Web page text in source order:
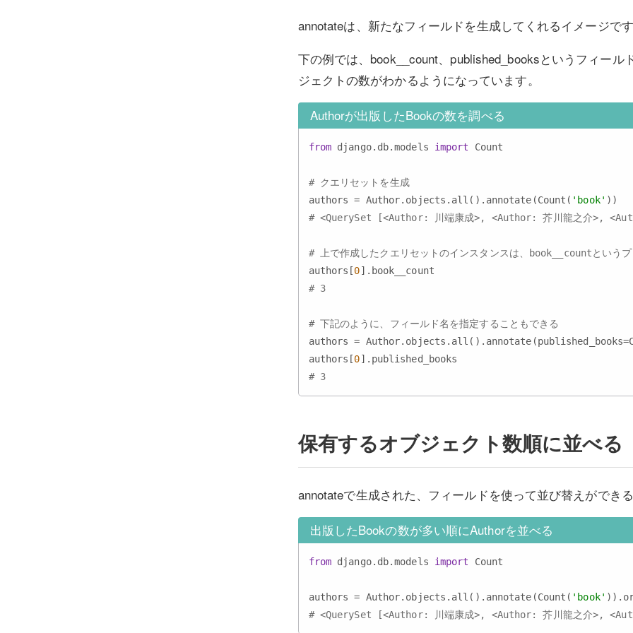
annotateは、新たなフィールドを生成してくれるイメージで
下の例では、book__count、published_booksというフィー
ジェクトの数がわかるようになっています。
Authorが出版したBookの数を調べる
from django.db.models import Count
# クエリセットを生成
authors = Author.objects.all().annotate(Count( 'book'
# <QuerySet [<Author: 川端康成>, <Author: 芥川龍之介>,
# 上で作成したクエリセットのインスタンスは、book__countという
authors[0
# 3
# 下記のように、フィールド名を指定することもできる
authors =
authors[0
# 3
保有するオブジェクト数順に並べ
annotateで生成された、フィールドを使って並び替えができ
出版したBookの数が多い順にAuthorを並べる
from django.db.models import Count
authors = Author.objects.all().annotate(Count( 'book'
# <QuerySet [<Author: 川端康成>, <Author: 芥川龍之介>,